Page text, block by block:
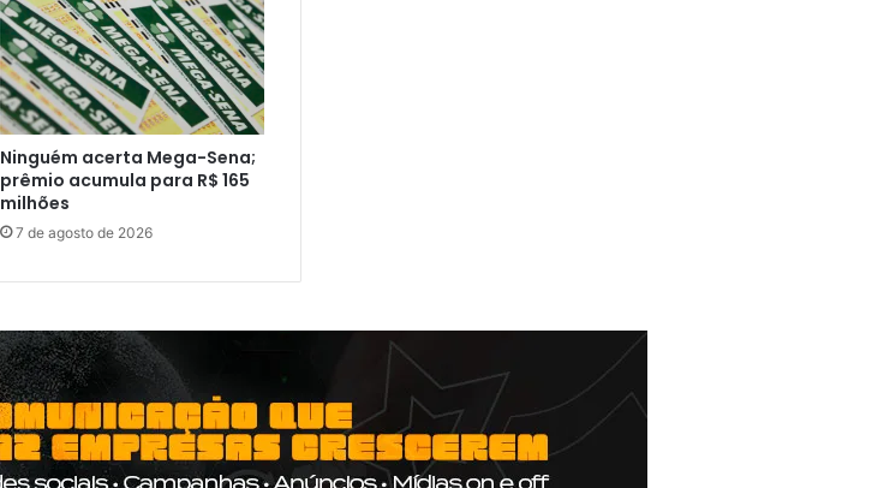
Ninguém acerta Mega-Sena;
prêmio acumula para R$ 165
milhões
7 de agosto de 2026